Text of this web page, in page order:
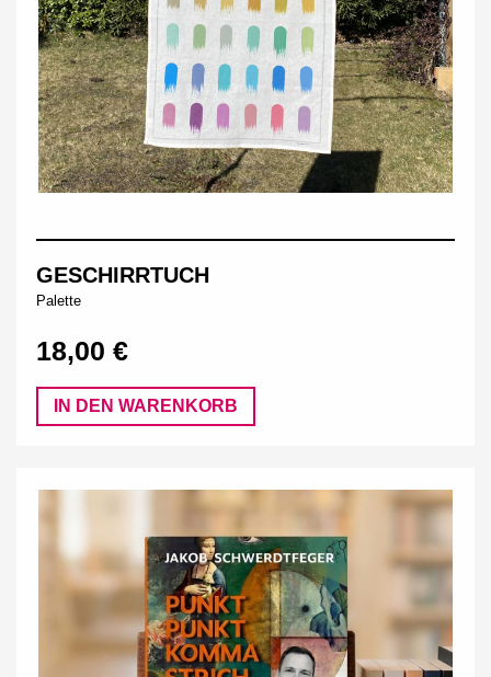
GESCHIRRTUCH
Palette
18,00 €
IN DEN WARENKORB